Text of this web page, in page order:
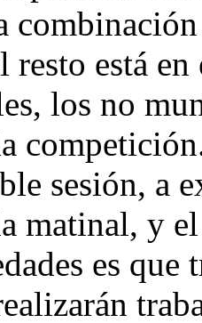
está
los no
sesión, a
matinal, y
es que